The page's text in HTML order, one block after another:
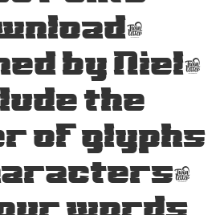
by Niel,
the
of glyphs